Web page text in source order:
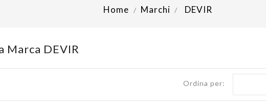
Home Marchi DEVIR
Marca DEVIR
Ordina per: